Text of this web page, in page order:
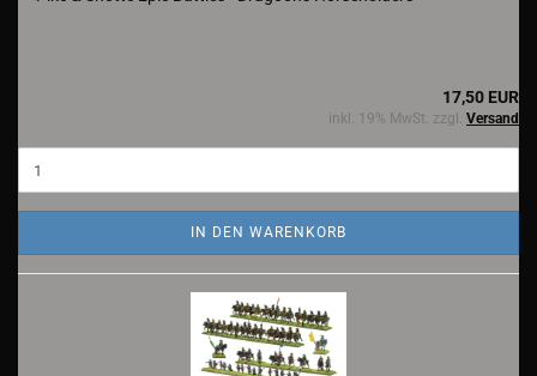
17,50 EUR
inkl. 19% MwSt. zzgl. Versand
IN DEN WARENKORB